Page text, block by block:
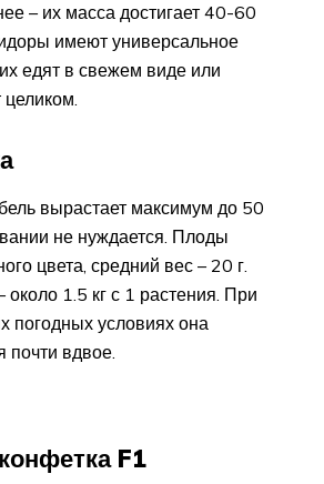
– их масса достигает 40-60
имеют универсальное
едят в свежем виде или
вырастает максимум до 50
не нуждается. Плоды
цвета, средний вес – 20 г.
около 1.5 кг с 1 растения. При
погодных условиях она
почти вдвое.
F1